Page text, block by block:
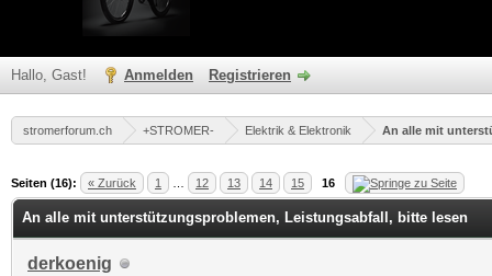
Hallo, Gast! Anmelden Registrieren
stromerforum.ch +STROMER- Elektrik & Elektronik An alle mit
Seiten (16): « Zurück 1 12 13 14 15 16
im Durchschnitt
An alle mit unterstützungsproblemen, Leistungsabfall, bitte lesen
derkoenig